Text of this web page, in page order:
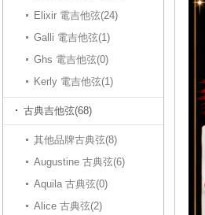
Elixir 電吉他弦(24)
Galli 電吉他弦(1)
Ghs 電吉他弦(0)
Kerly 電吉他弦(1)
古典吉他弦(68)
其他品牌古典弦(8)
Augustine 古典弦(6)
Aquila 古典弦(0)
Alice 古典弦(2)